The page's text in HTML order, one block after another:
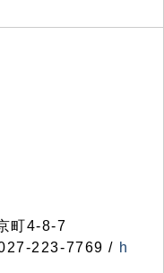
町4-8-7
223-7769 / h